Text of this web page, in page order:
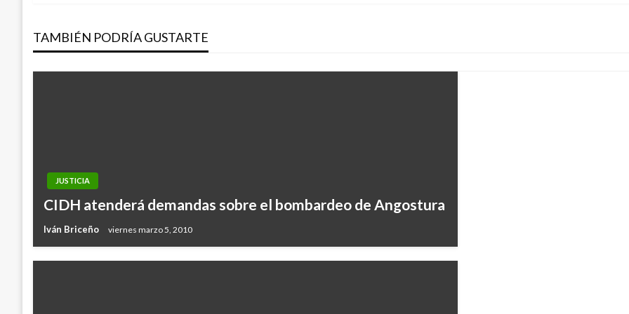
entradas
TAMBIÉN PODRÍA GUSTARTE
JUSTICIA
CIDH atenderá demandas sobre el bombardeo de Angostura
Iván Briceño viernes marzo 5, 2010